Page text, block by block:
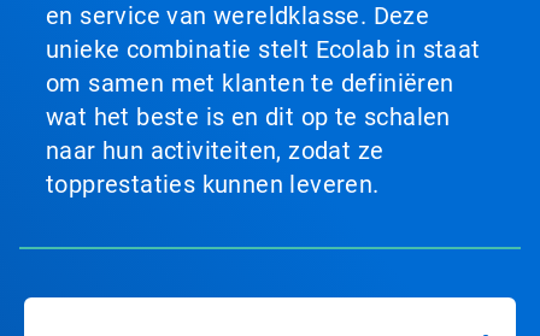
en service van wereldklasse. Deze
unieke combinatie stelt Ecolab in staat
om samen met klanten te definiëren
wat het beste is en dit op te schalen
naar hun activiteiten, zodat ze
topprestaties kunnen leveren.